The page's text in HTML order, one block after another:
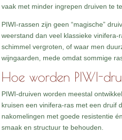
vaak met minder ingrepen druiven te
PIWI-rassen zijn geen “magische”
weerstand dan veel klassieke
schimmel vergroten, of waar men
wijngaarden, mede omdat sommige
Hoe worden PIWI-
PIWI-druiven worden meestal
kruisen een vinifera-ras met een druif
nakomelingen met goede resistentie
smaak en structuur te behouden.